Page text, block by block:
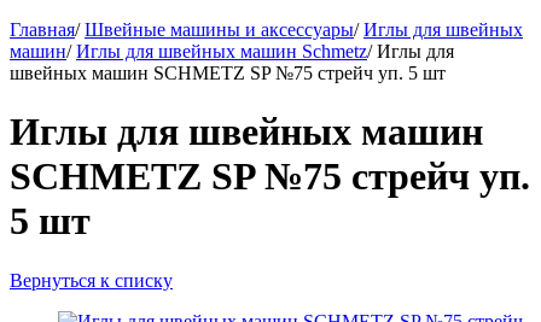
Главная/ Швейные машины и аксессуары/ Иглы для швейных
машин/ Иглы для швейных машин Schmetz/ Иглы для
швейных машин SCHMETZ SP №75 стрейч уп. 5 шт
Иглы для швейных машин
SCHMETZ SP №75 стрейч уп.
5 шт
Вернуться к списку